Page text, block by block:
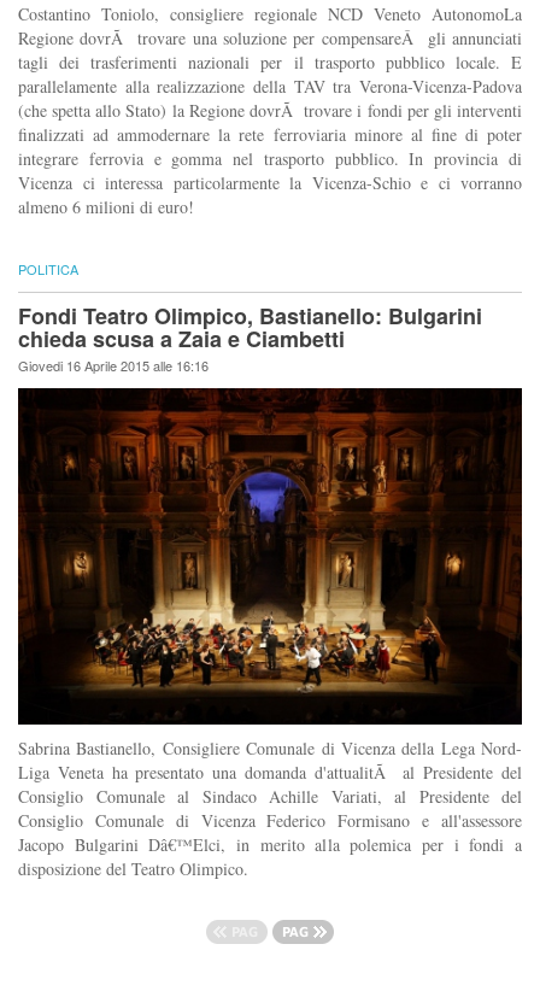
Costantino Toniolo, consigliere regionale NCD Veneto AutonomoLa
Regione dovrÃ trovare una soluzione per compensareÂ gli annunciati
tagli dei trasferimenti nazionali per il trasporto pubblico locale. E
parallelamente alla realizzazione della TAV tra Verona-Vicenza-Padova
(che spetta allo Stato) la Regione dovrÃ trovare i fondi per gli interventi
finalizzati ad ammodernare la rete ferroviaria minore al fine di poter
integrare ferrovia e gomma nel trasporto pubblico. In provincia di
Vicenza ci interessa particolarmente la Vicenza-Schio e ci vorranno
almeno 6 milioni di euro!
POLITICA
Fondi Teatro Olimpico, Bastianello: Bulgarini
chieda scusa a Zaia e Ciambetti
Giovedi 16 Aprile 2015 alle 16:16
Sabrina Bastianello, Consigliere Comunale di Vicenza della Lega Nord-
Liga Veneta ha presentato una domanda d'attualitÃ al Presidente del
Consiglio Comunale al Sindaco Achille Variati, al Presidente del
Consiglio Comunale di Vicenza Federico Formisano e all'assessore
Jacopo Bulgarini Dâ€™Elci, in merito alla polemica per i fondi a
disposizione del Teatro Olimpico.